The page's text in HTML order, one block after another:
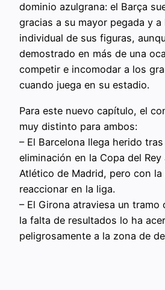
dominio azulgrana: el Barça
gracias a su mayor pegada y a
individual de sus figuras,
demostrado en más de una
competir e incomodar a los
cuando juega en su estadio.
Para este nuevo capítulo, el
muy distinto para ambos:
– El Barcelona llega herido
eliminación en la Copa del Rey
Atlético de Madrid, pero con
reaccionar en la liga.
– El Girona atraviesa un tramo
la falta de resultados lo ha
peligrosamente a la zona de